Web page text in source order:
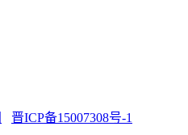
晋ICP备15007308号-1